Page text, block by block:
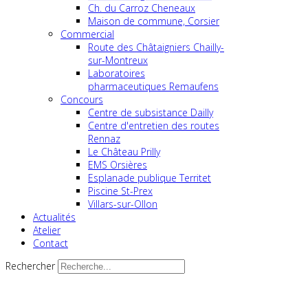
Ch. du Carroz Cheneaux
Maison de commune, Corsier
Commercial
Route des Châtaigniers Chailly-
sur-Montreux
Laboratoires
pharmaceutiques Remaufens
Concours
Centre de subsistance Dailly
Centre d'entretien des routes
Rennaz
Le Château Prilly
EMS Orsières
Esplanade publique Territet
Piscine St-Prex
Villars-sur-Ollon
Actualités
Atelier
Contact
Rechercher